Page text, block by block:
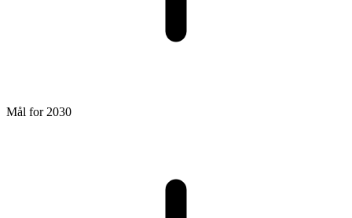
Mål for 2030